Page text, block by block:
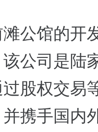
公馆的开
该公司是陆
股权交易
携手国内